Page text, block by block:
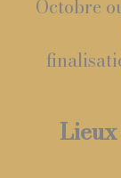
Octobre
Lieux